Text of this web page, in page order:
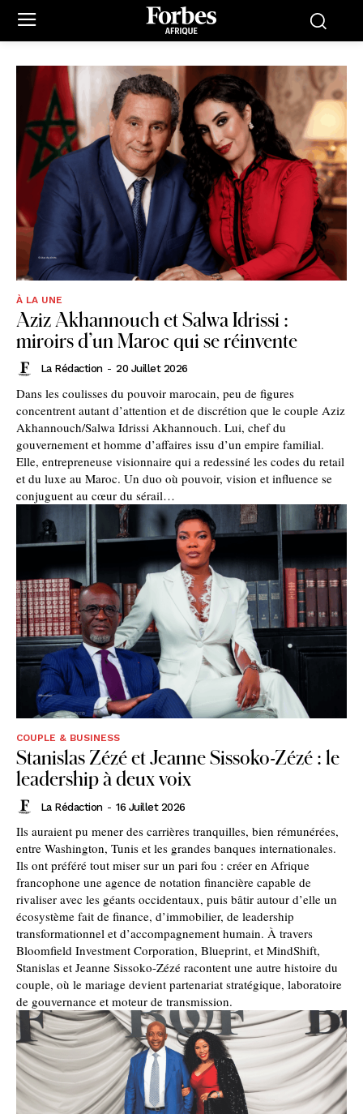
À LA UNE
Aziz Akhannouch et Salwa Idrissi :
miroirs d’un Maroc qui se réinvente
La Rédaction - 20 Juillet 2026
Dans les coulisses du pouvoir marocain, peu de figures
concentrent autant d’attention et de discrétion que le couple Aziz
Akhannouch/Salwa Idrissi Akhannouch. Lui, chef du
gouvernement et homme d’affaires issu d’un empire familial.
Elle, entrepreneuse visionnaire qui a redessiné les codes du retail
et du luxe au Maroc. Un duo où pouvoir, vision et influence se
conjuguent au cœur du sérail…
COUPLE & BUSINESS
Stanislas Zézé et Jeanne Sissoko-Zézé : le
leadership à deux voix
La Rédaction - 16 Juillet 2026
Ils auraient pu mener des carrières tranquilles, bien rémunérées,
entre Washington, Tunis et les grandes banques internationales.
Ils ont préféré tout miser sur un pari fou : créer en Afrique
francophone une agence de notation financière capable de
rivaliser avec les géants occidentaux, puis bâtir autour d’elle un
écosystème fait de finance, d’immobilier, de leadership
transformationnel et d’accompagnement humain. À travers
Bloomfield Investment Corporation, Blueprint, et MindShift,
Stanislas et Jeanne Sissoko-Zézé racontent une autre histoire du
couple, où le mariage devient partenariat stratégique, laboratoire
de gouvernance et moteur de transmission.